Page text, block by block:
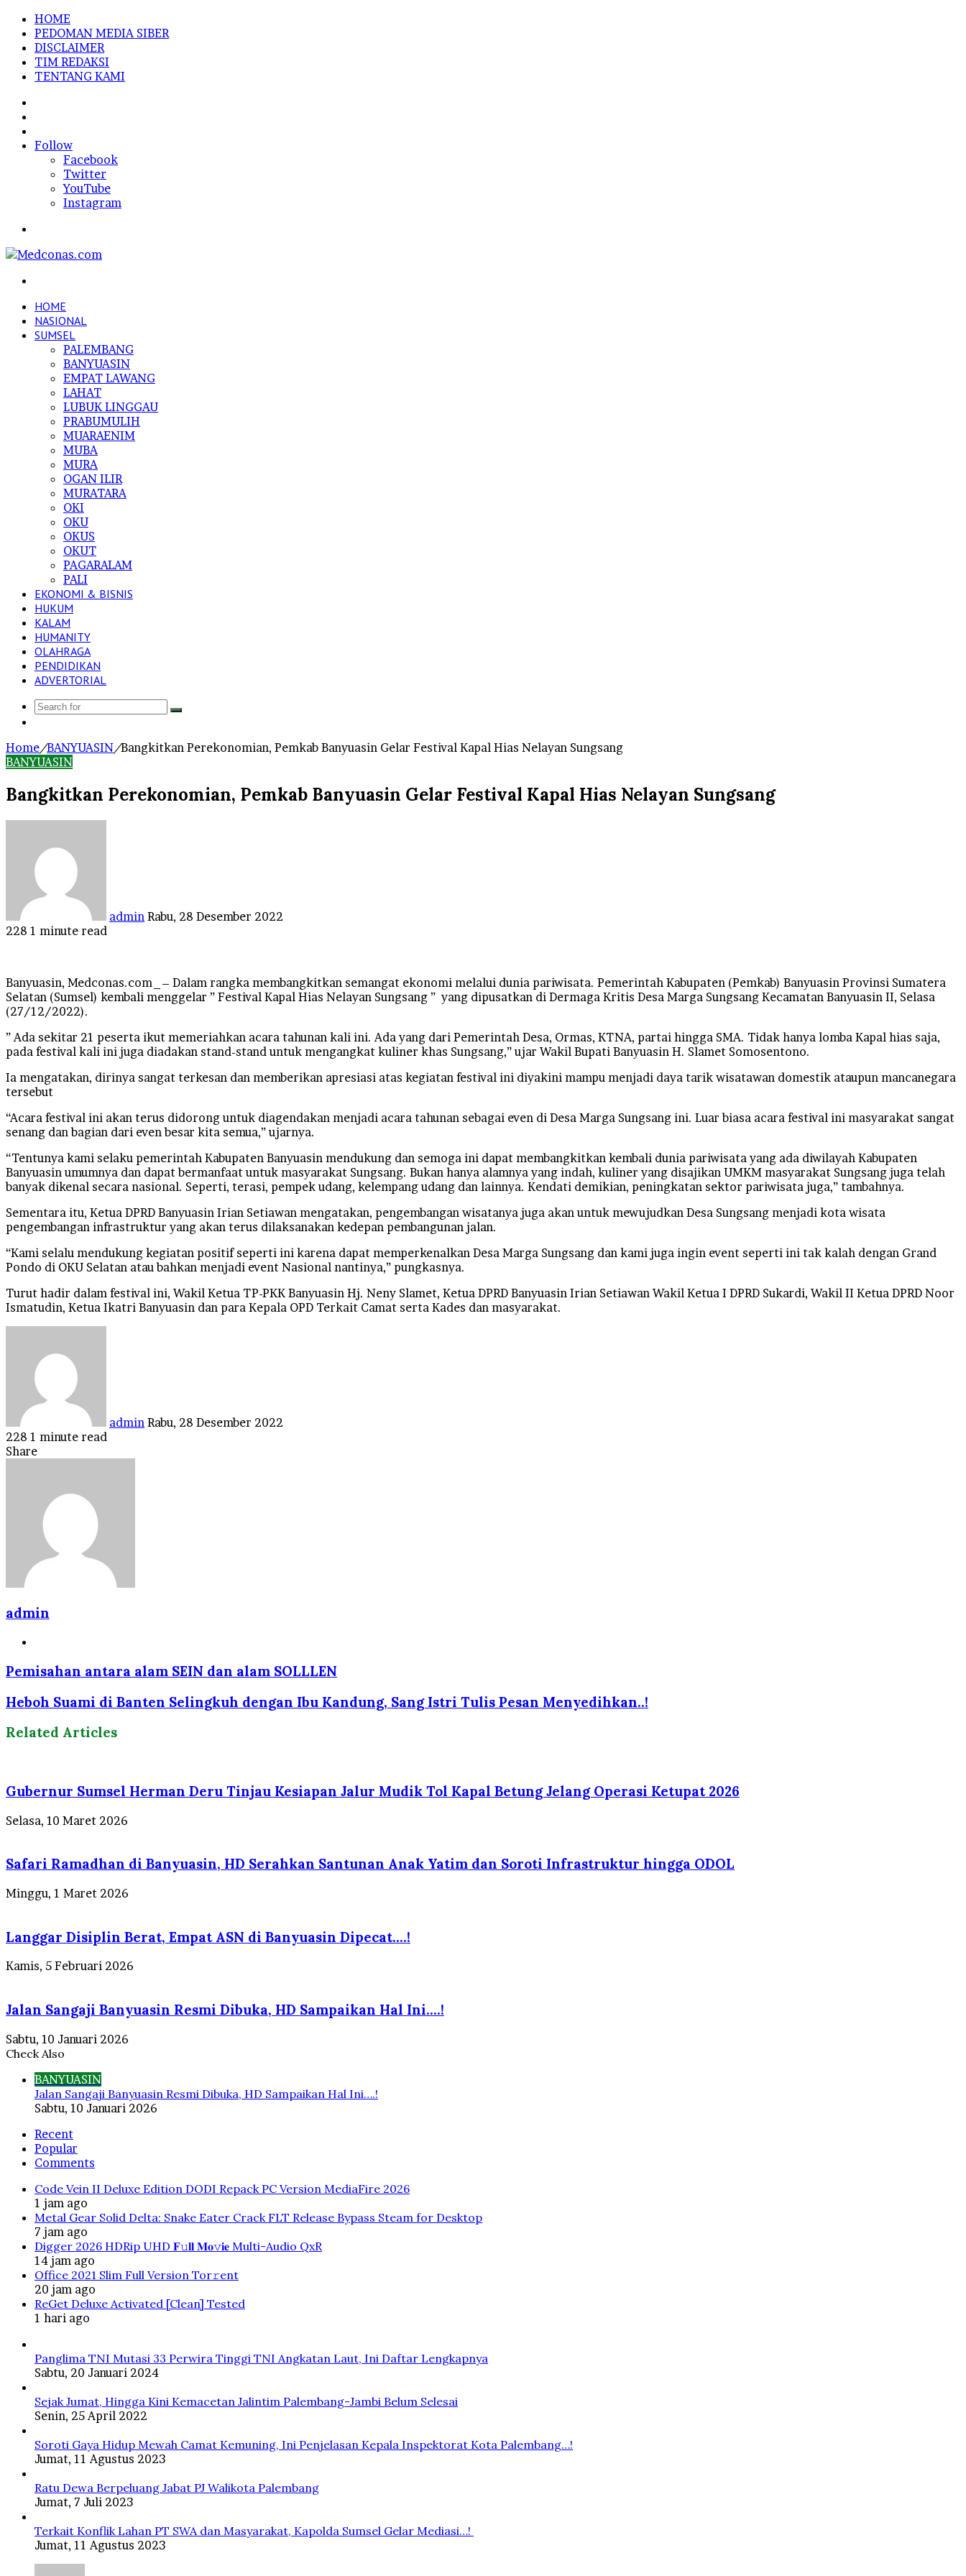
HOME
PEDOMAN MEDIA SIBER
DISCLAIMER
TIM REDAKSI
TENTANG KAMI
In
Follow
Facebook
Twitter
YouTube
Instagram
HOME
NASIONAL
SUMSEL
PALEMBANG
BANYUASIN
EMPAT LAWANG
LAHAT
LUBUK LINGGAU
PRABUMULIH
MUARAENIM
MUBA
MURA
OGAN ILIR
MURATARA
OKI
OKU
OKUS
OKUT
PAGARALAM
PALI
EKONOMI & BISNIS
HUKUM
KALAM
HUMANITY
OLAHRAGA
PENDIDIKAN
ADVERTORIAL
Search
Home/BANYUASIN/Bangkitkan Perekonomian, Pemkab Banyuasin Gelar Festival Kapal Hias Nelayan Sungsang
BANYUASIN
Bangkitkan Perekonomian, Pemkab Banyuasin Gelar Festival Kapal Hias Nelayan Sungsang
admin Rabu, 28 Desember 2022
228 1 minute read
Banyuasin, Medconas.com_– Dalam rangka membangkitkan semangat ekonomi melalui dunia pariwisata. Pemerintah Kabupaten (Pemkab) Banyuasin Provinsi Sumatera
Selatan (Sumsel) kembali menggelar ” Festival Kapal Hias Nelayan Sungsang ” yang dipusatkan di Dermaga Kritis Desa Marga Sungsang Kecamatan Banyuasin II, Selasa
(27/12/2022).
” Ada sekitar 21 peserta ikut memeriahkan acara tahunan kali ini. Ada yang dari Pemerintah Desa, Ormas, KTNA, partai hingga SMA. Tidak hanya lomba Kapal hias saja,
pada festival kali ini juga diadakan stand-stand untuk mengangkat kuliner khas Sungsang,” ujar Wakil Bupati Banyuasin H. Slamet Somosentono.
Ia mengatakan, dirinya sangat terkesan dan memberikan apresiasi atas kegiatan festival ini diyakini mampu menjadi daya tarik wisatawan domestik ataupun mancanegara
tersebut
“Acara festival ini akan terus didorong untuk diagendakan menjadi acara tahunan sebagai even di Desa Marga Sungsang ini. Luar biasa acara festival ini masyarakat sangat
senang dan bagian dari even besar kita semua,” ujarnya.
“Tentunya kami selaku pemerintah Kabupaten Banyuasin mendukung dan semoga ini dapat membangkitkan kembali dunia pariwisata yang ada diwilayah Kabupaten
Banyuasin umumnya dan dapat bermanfaat untuk masyarakat Sungsang. Bukan hanya alamnya yang indah, kuliner yang disajikan UMKM masyarakat Sungsang juga telah
banyak dikenal secara nasional. Seperti, terasi, pempek udang, kelempang udang dan lainnya. Kendati demikian, peningkatan sektor pariwisata juga,” tambahnya.
Sementara itu, Ketua DPRD Banyuasin Irian Setiawan mengatakan, pengembangan wisatanya juga akan untuk mewujudkan Desa Sungsang menjadi kota wisata
pengembangan infrastruktur yang akan terus dilaksanakan kedepan pembangunan jalan.
“Kami selalu mendukung kegiatan positif seperti ini karena dapat memperkenalkan Desa Marga Sungsang dan kami juga ingin event seperti ini tak kalah dengan Grand
Pondo di OKU Selatan atau bahkan menjadi event Nasional nantinya,” pungkasnya.
Turut hadir dalam festival ini, Wakil Ketua TP-PKK Banyuasin Hj. Neny Slamet, Ketua DPRD Banyuasin Irian Setiawan Wakil Ketua I DPRD Sukardi, Wakil II Ketua DPRD Noor
Ismatudin, Ketua Ikatri Banyuasin dan para Kepala OPD Terkait Camat serta Kades dan masyarakat.
admin Rabu, 28 Desember 2022
228 1 minute read
Facebook
Twitter
LinkedIn
Tumblr
Pinterest
Reddit
VKontakte
Odnoklassniki
Pocket
Share
admin
Pemisahan antara alam SEIN dan alam SOLLLEN
Heboh Suami di Banten Selingkuh dengan Ibu Kandung, Sang Istri Tulis Pesan Menyedihkan..!
Related Articles
Gubernur Sumsel Herman Deru Tinjau Kesiapan Jalur Mudik Tol Kapal Betung Jelang Operasi Ketupat 2026
Selasa, 10 Maret 2026
Safari Ramadhan di Banyuasin, HD Serahkan Santunan Anak Yatim dan Soroti Infrastruktur hingga ODOL
Minggu, 1 Maret 2026
Langgar Disiplin Berat, Empat ASN di Banyuasin Dipecat….!
Kamis, 5 Februari 2026
Jalan Sangaji Banyuasin Resmi Dibuka, HD Sampaikan Hal Ini….!
Sabtu, 10 Januari 2026
Check Also
BANYUASIN
Jalan Sangaji Banyuasin Resmi Dibuka, HD Sampaikan Hal Ini….!
Sabtu, 10 Januari 2026
Recent
Popular
Comments
Code Vein II Deluxe Edition DODI Repack PC Version MediaFire 2026
1 jam ago
Metal Gear Solid Delta: Snake Eater Crack FLT Release Bypass Steam for Desktop
7 jam ago
Digger 2026 HDRip UHD 𝐅𝚞𝐥𝐥 𝐌𝐨𝚟𝐢𝐞 Multi-Audio QxR
14 jam ago
Office 2021 Slim Full Version Tor𝚛ent
20 jam ago
ReGet Deluxe Activated [Clean] Tested
1 hari ago
Panglima TNI Mutasi 33 Perwira Tinggi TNI Angkatan Laut, Ini Daftar Lengkapnya
Sabtu, 20 Januari 2024
Sejak Jumat, Hingga Kini Kemacetan Jalintim Palembang-Jambi Belum Selesai
Senin, 25 April 2022
Soroti Gaya Hidup Mewah Camat Kemuning, Ini Penjelasan Kepala Inspektorat Kota Palembang…!
Jumat, 11 Agustus 2023
Ratu Dewa Berpeluang Jabat PJ Walikota Palembang
Jumat, 7 Juli 2023
Terkait Konflik Lahan PT SWA dan Masyarakat, Kapolda Sumsel Gelar Mediasi…!
Jumat, 11 Agustus 2023